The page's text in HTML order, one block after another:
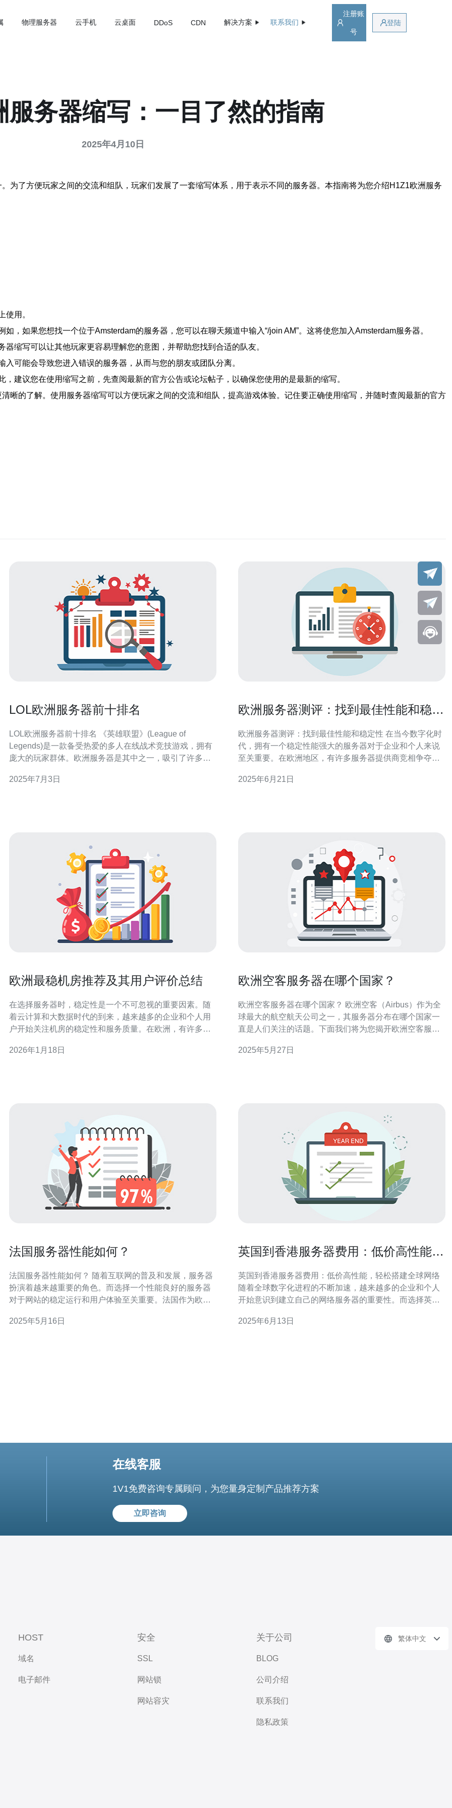
物理服务器 云手机 云桌面 DDoS CDN 解决方案 联系我们
注册账
号
登陆
服务器缩写：一目了然的指南
2025年4月10日
为了方便玩家之间的交流和组队，玩家们发展了一套缩写体系，用于表示不同的服务器。本指南将为您介绍H1Z1欧洲服务
使用。
，如果您想找一个位于Amsterdam的服务器，您可以在聊天频道中输入“/join AM”。这将使您加入Amsterdam服务器。
缩写可以让其他玩家更容易理解您的意图，并帮助您找到合适的队友。
可能会导致您进入错误的服务器，从而与您的朋友或团队分离。
建议您在使用缩写之前，先查阅最新的官方公告或论坛帖子，以确保您使用的是最新的缩写。
晰的了解。使用服务器缩写可以方便玩家之间的交流和组队，提高游戏体验。记住要正确使用缩写，并随时查阅最新的官方
LOL欧洲服务器前十排名
LOL欧洲服务器前十排名 《英雄联盟》(League of
Legends)是一款备受热爱的多人在线战术竞技游戏，拥有
庞大的玩家群体。欧洲服务器是其中之一，吸引了许多顶
渴望成为排名榜的前十名之一。 第一名常常由表现出色的
2025年7月3日
欧洲服务器测评：找到最佳性能和稳定
欧洲服务器测评：找到最佳性能和稳定性 在当今数字化时
代，拥有一个稳定性能强大的服务器对于企业和个人来说
至关重要。在欧洲地区，有许多服务器提供商竞相争夺市
个重要课题。 为了找到最佳的服务器性能，我们对几家欧
2025年6月21日
欧洲最稳机房推荐及其用户评价总结
在选择服务器时，稳定性是一个不可忽视的重要因素。随
着云计算和大数据时代的到来，越来越多的企业和个人用
户开始关注机房的稳定性和服务质量。在欧洲，有许多机
些欧洲最稳机房，并结合用户评价总结其特点、优缺点及
2026年1月18日
欧洲空客服务器在哪个国家？
欧洲空客服务器在哪个国家？ 欧洲空客（Airbus）作为全
球最大的航空航天公司之一，其服务器分布在哪个国家一
直是人们关注的话题。下面我们将为您揭开欧洲空客服务
图卢兹。它是世界领先的民用飞机制造商之一，与波音公
2025年5月27日
法国服务器性能如何？
法国服务器性能如何？ 随着互联网的普及和发展，服务器
扮演着越来越重要的角色。而选择一个性能良好的服务器
对于网站的稳定运行和用户体验至关重要。法国作为欧洲
服务器有许多优势。首先，法国拥有发达的互联网基础设
2025年5月16日
英国到香港服务器费用：低价高性能，
英国到香港服务器费用：低价高性能，轻松搭建全球网络
随着全球数字化进程的不断加速，越来越多的企业和个人
开始意识到建立自己的网络服务器的重要性。而选择英国
搭建全球网络，为用户提供更好的服务体验。 英国到香港
2025年6月13日
在线客服
1V1免费咨询专属顾问，为您量身定制产品推荐方案
立即咨询
HOST
域名
电子邮件
安全
SSL
网站锁
网站容灾
关于公司
BLOG
公司介绍
联系我们
隐私政策
繁体中文